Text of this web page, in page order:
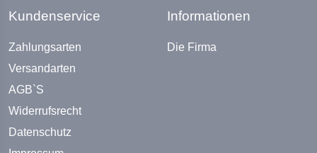
Kundenservice
Zahlungsarten
Versandarten
AGB`S
Widerrufsrecht
Datenschutz
Informationen
Die Firma